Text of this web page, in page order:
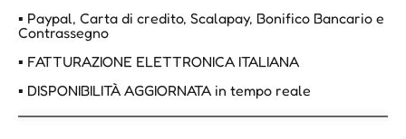
▪ Paypal, Carta di credito, Scalapay, Bonifico Bancario e
Contrassegno
▪ FATTURAZIONE ELETTRONICA ITALIANA
▪ DISPONIBILITÀ AGGIORNATA in tempo reale